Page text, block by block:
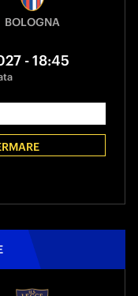
BOLOGNA
- 18:45